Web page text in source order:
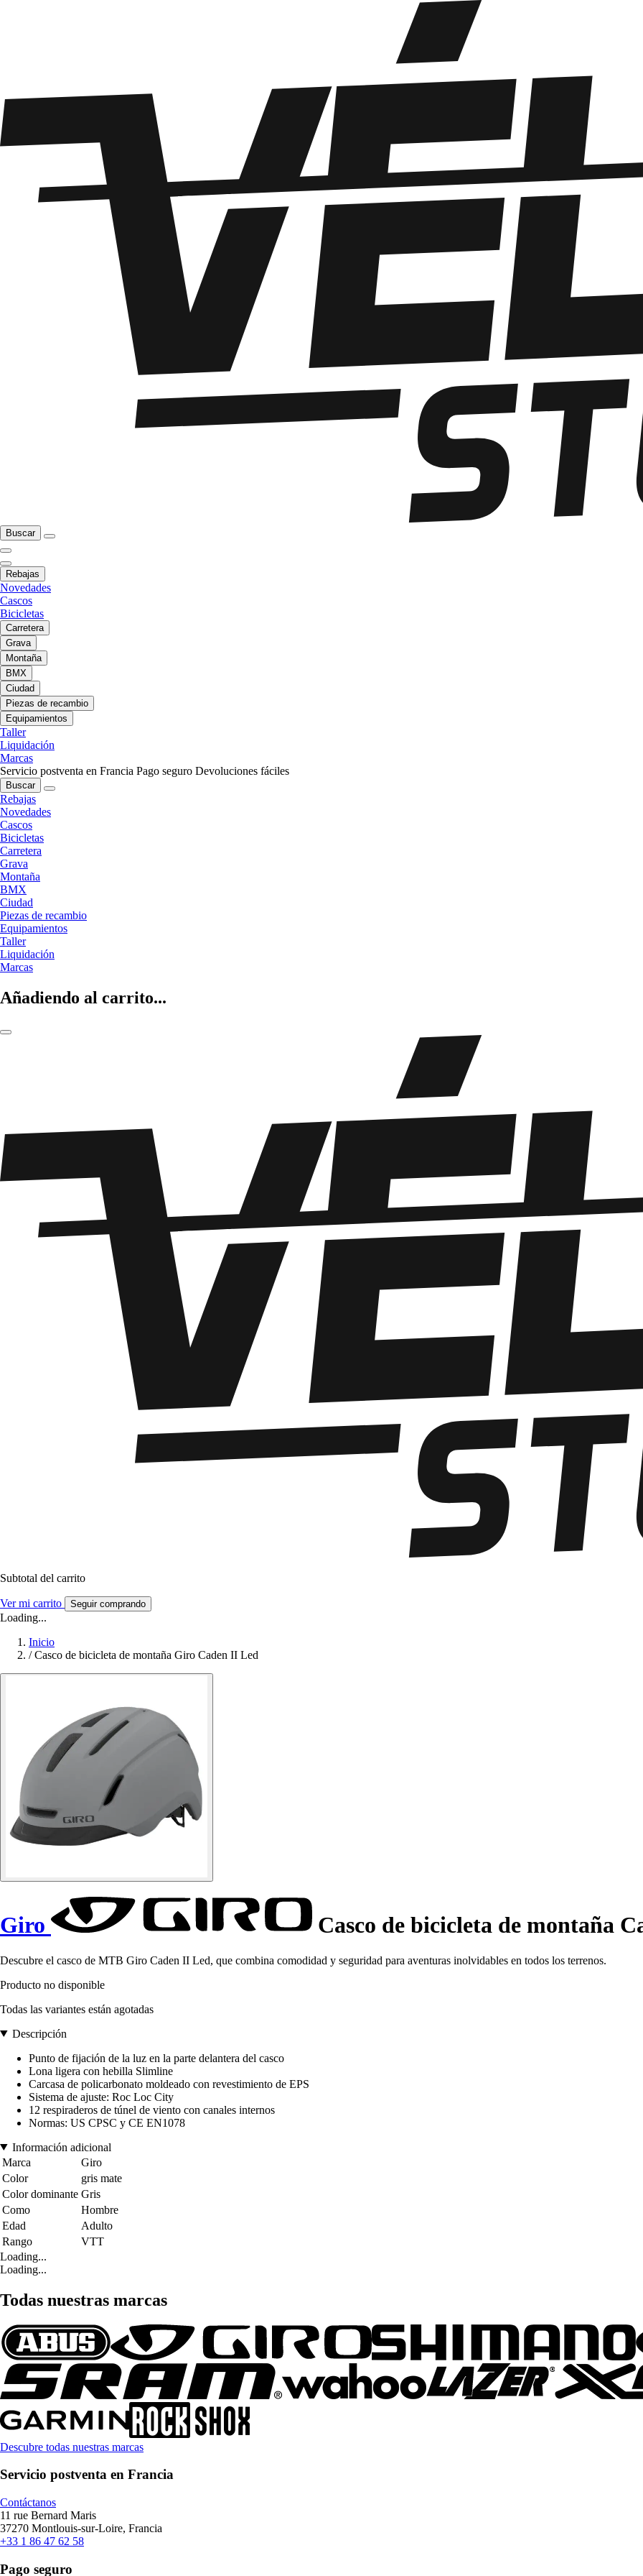
Buscar
Rebajas
Novedades
Cascos
Bicicletas
Carretera
Grava
Montaña
BMX
Ciudad
Piezas de recambio
Equipamientos
Taller
Liquidación
Marcas
Servicio postventa en Francia Pago seguro Devoluciones fáciles
Buscar
Rebajas
Novedades
Cascos
Bicicletas
Carretera
Grava
Montaña
BMX
Ciudad
Piezas de recambio
Equipamientos
Taller
Liquidación
Marcas
Añadiendo al carrito...
Subtotal del carrito
Ver mi carrito Seguir comprando
Loading...
Inicio
/ Casco de bicicleta de montaña Giro Caden II Led
Giro Casco de bicicleta de montaña
Descubre el casco de MTB Giro Caden II Led, que combina comodidad y seguridad para aventuras inolvidables en todos los terrenos.
Producto no disponible
Todas las variantes están agotadas
Descripción
Punto de fijación de la luz en la parte delantera del casco
Lona ligera con hebilla Slimline
Carcasa de policarbonato moldeado con revestimiento de EPS
Sistema de ajuste: Roc Loc City
12 respiraderos de túnel de viento con canales internos
Normas: US CPSC y CE EN1078
Información adicional
Marca
Giro
Color
gris mate
Color dominante Gris
Como
Hombre
Edad
Adulto
Rango
VTT
Loading...
Loading...
Todas nuestras marcas
Descubre todas nuestras marcas
Servicio postventa en Francia
Contáctanos
11 rue Bernard Maris
37270 Montlouis-sur-Loire, Francia
+33 1 86 47 62 58
Pago seguro